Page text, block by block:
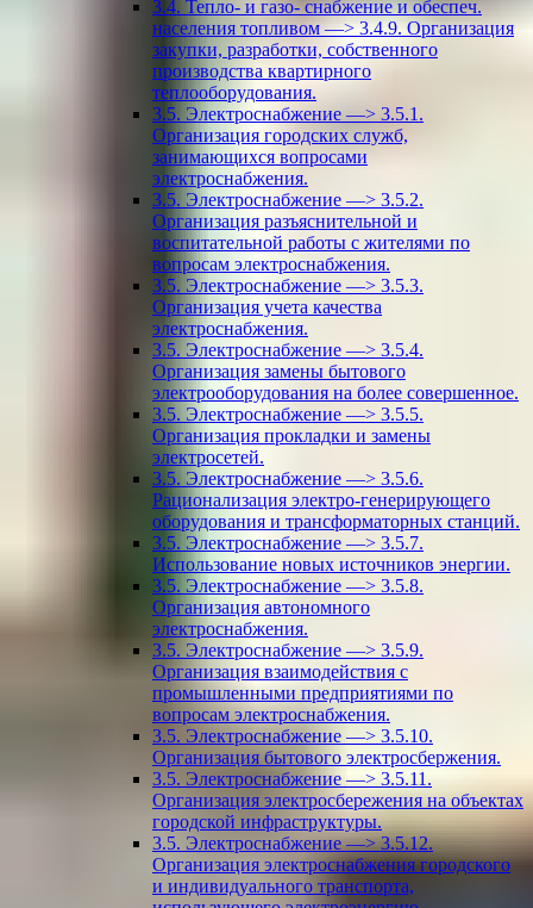
3.4. Тепло- и газо- снабжение и обеспеч.
населения топливом —> 3.4.9. Организация
закупки, разработки, собственного
производства квартирного
теплооборудования.
3.5. Электроснабжение —> 3.5.1.
Организация городских служб,
занимающихся вопросами
электроснабжения.
3.5. Электроснабжение —> 3.5.2.
Организация разъяснительной и
воспитательной работы с жителями по
вопросам электроснабжения.
3.5. Электроснабжение —> 3.5.3.
Организация учета качества
электроснабжения.
3.5. Электроснабжение —> 3.5.4.
Организация замены бытового
электрооборудования на более совершенное.
3.5. Электроснабжение —> 3.5.5.
Организация прокладки и замены
электросетей.
3.5. Электроснабжение —> 3.5.6.
Рационализация электро-генерирующего
оборудования и трансформаторных станций.
3.5. Электроснабжение —> 3.5.7.
Использование новых источников энергии.
3.5. Электроснабжение —> 3.5.8.
Организация автономного
электроснабжения.
3.5. Электроснабжение —> 3.5.9.
Организация взаимодействия с
промышленными предприятиями по
вопросам электроснабжения.
3.5. Электроснабжение —> 3.5.10.
Организация бытового электросбержения.
3.5. Электроснабжение —> 3.5.11.
Организация электросбережения на объектах
городской инфраструктуры.
3.5. Электроснабжение —> 3.5.12.
Организация электроснабжения городского
и индивидуального транспорта,